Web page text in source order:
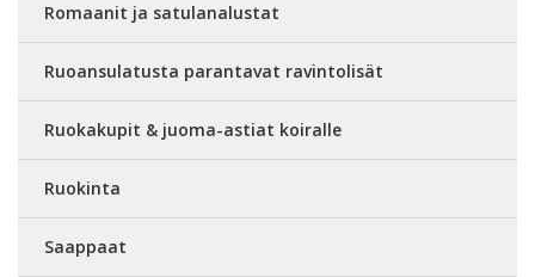
Romaanit ja satulanalustat
Ruoansulatusta parantavat ravintolisät
Ruokakupit & juoma-astiat koiralle
Ruokinta
Saappaat